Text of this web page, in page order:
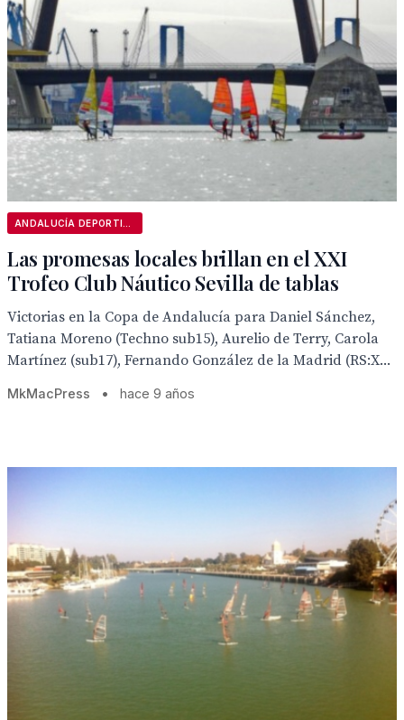
Las promesas locales brillan en el XXI
Trofeo Club Náutico Sevilla de tablas
Victorias en la Copa de Andalucía para Daniel Sánchez,
Tatiana Moreno (Techno sub15), Aurelio de Terry, Carola
Martínez (sub17), Fernando González de la Madrid (RS:X...
MkMacPress • hace 9 años